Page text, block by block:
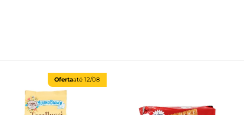
Ofertaaté12/08